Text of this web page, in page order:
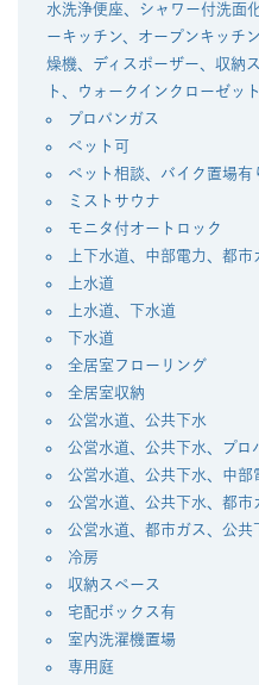
水洗浄便座、シャワー付洗面
ーキッチン、オープンキッチ
燥機、ディスポーザー、収納
ト、ウォークインクローゼッ
プロパンガス
ペット可
ペット相談、バイク置場有
ミストサウナ
モニタ付オートロック
上下水道、中部電力、都市
上水道
上水道、下水道
下水道
全居室フローリング
全居室収納
公営水道、公共下水
公営水道、公共下水、プロ
公営水道、公共下水、中部
公営水道、公共下水、都市
公営水道、都市ガス、公共
冷房
収納スペース
宅配ボックス有
室内洗濯機置場
専用庭